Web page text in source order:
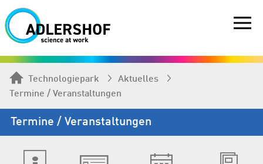
Technologiepark
Aktuelles
Termine / Veranstaltungen
Termine / Veranstaltungen